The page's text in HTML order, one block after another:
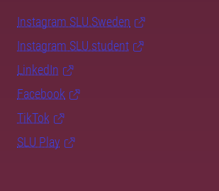
Instagram SLU.Sweden
Instagram SLU.student
LinkedIn
Facebook
TikTok
SLU Play